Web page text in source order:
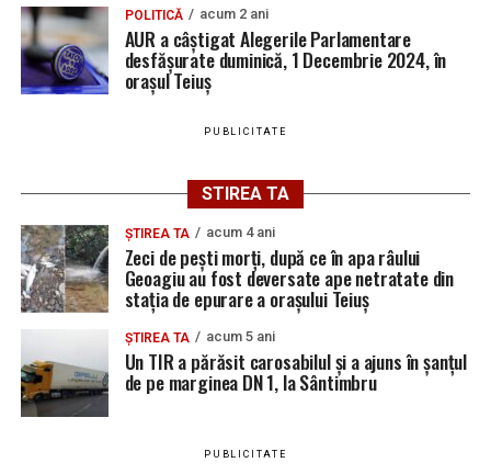
POLITICĂ acum 2 ani
AUR a câștigat Alegerile Parlamentare
desfășurate duminică, 1 Decembrie 2024, în
orașul Teiuș
PUBLICITATE
STIREA TA
ȘTIREA TA acum 4 ani
Zeci de pești morți, după ce în apa râului
Geoagiu au fost deversate ape netratate din
stația de epurare a orașului Teiuș
ȘTIREA TA acum 5 ani
Un TIR a părăsit carosabilul și a ajuns în șanțul
de pe marginea DN 1, la Sântimbru
PUBLICITATE